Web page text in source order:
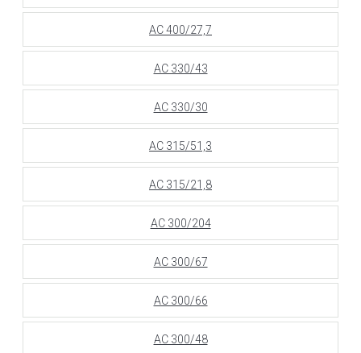
АС 400/27,7
АС 330/43
АС 330/30
АС 315/51,3
АС 315/21,8
АС 300/204
АС 300/67
АС 300/66
АС 300/48